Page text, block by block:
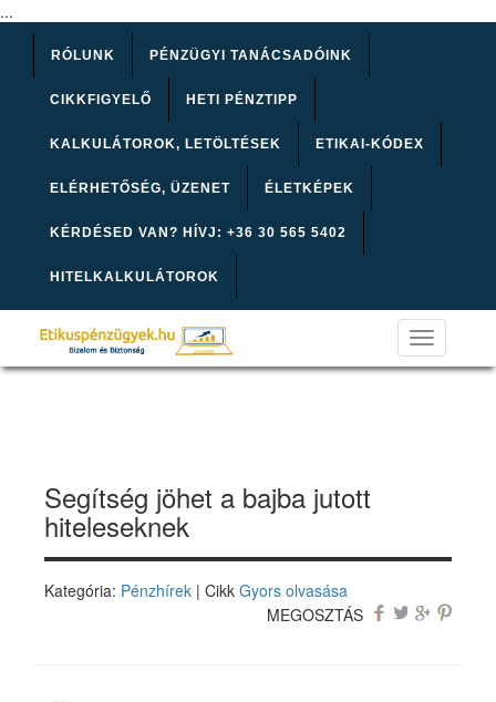
...
RÓLUNK PÉNZÜGYI TANÁCSADÓINK
CIKKFIGYELŐ HETI PÉNZTIPP
KALKULÁTOROK, LETÖLTÉSEK ETIKAI-KÓDEX
ELÉRHETŐSÉG, ÜZENET ÉLETKÉPEK
KÉRDÉSED VAN? HÍVJ: +36 30 565 5402
HITELKALKULÁTOROK
Toggle
navigation
Segítség jöhet a bajba jutott
hiteleseknek
Kategória: Pénzhírek | Cikk Gyors olvasása
MEGOSZTÁS